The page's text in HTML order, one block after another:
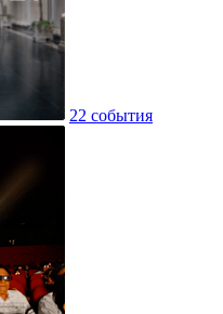
22 события